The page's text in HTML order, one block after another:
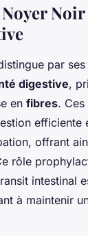
par
digestive,
en fibres.
efficiente
offrant
rôle
intestinal
à maintenir